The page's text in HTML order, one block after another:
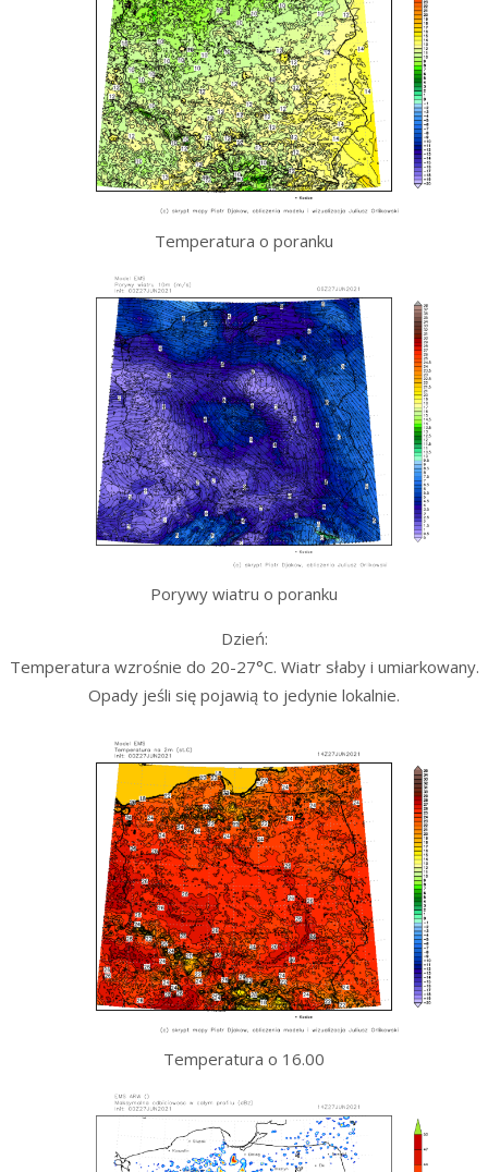
Temperatura o poranku
Porywy wiatru o poranku
Dzień:
Temperatura wzrośnie do 20-27°C. Wiatr słaby i umiarkowany.
Opady jeśli się pojawią to jedynie lokalnie.
Temperatura o 16.00